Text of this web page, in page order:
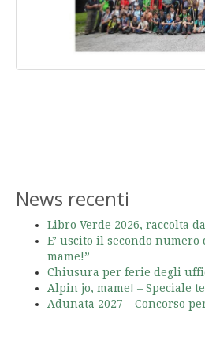
News recenti
Libro Verde 2026, raccolta
E’ uscito il secondo numero
mame!”
Chiusura per ferie degli
Alpin jo, mame! – Speciale
Adunata 2027 – Concorso